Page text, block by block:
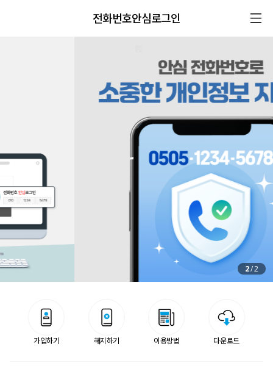
전화번호안심로그인
2/2
가입하기 해지하기 이용방법 다운로드